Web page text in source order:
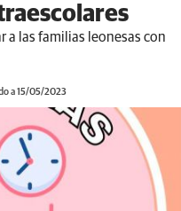
a las familias leonesas con
a 15/05/2023